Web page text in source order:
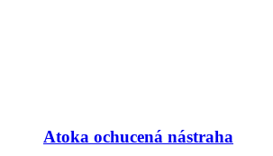
Atoka ochucená nástraha